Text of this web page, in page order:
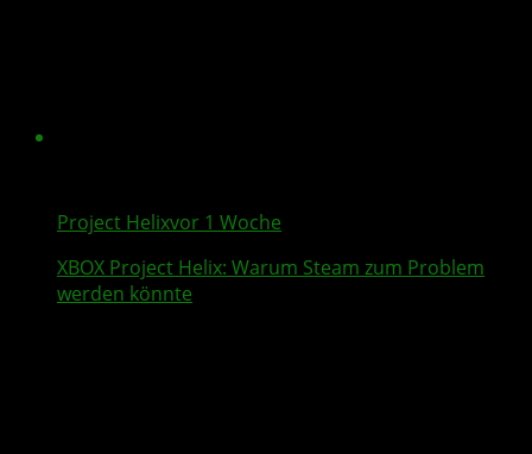
Project Helixvor 1 Woche
XBOX Project Helix: Warum Steam zum Problem
werden könnte